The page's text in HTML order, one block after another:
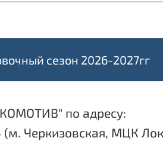
сезон 2026-2027гг
по адресу:
(м. Черкизовская, МЦК